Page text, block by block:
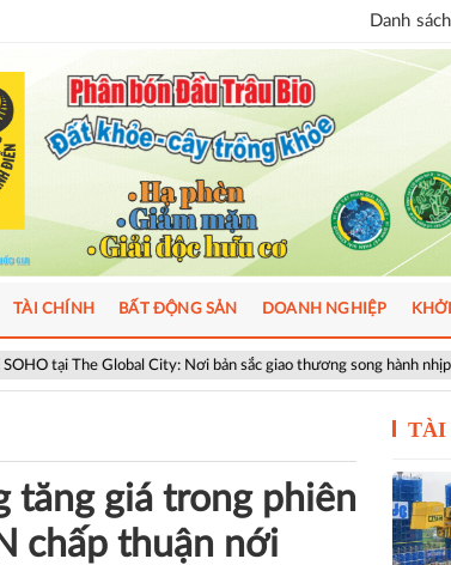
Danh
City: Nơi bản sắc giao thương song hành nhịp sống toàn cầu
TÀI CHÍNH BẤT ĐỘNG SẢN DOANH NGHIỆP
tăng giá trong phiên
chấp thuận nới
TÀI